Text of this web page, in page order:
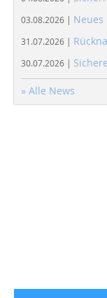
03.08.2026 |
31.07.2026 |
30.07.2026 |
» Alle News